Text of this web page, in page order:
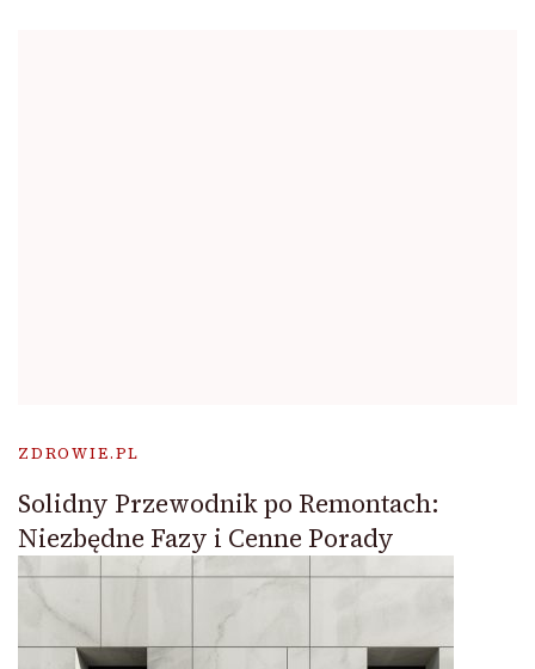
ZDROWIE.PL
Solidny Przewodnik po Remontach:
Niezbędne Fazy i Cenne Porady